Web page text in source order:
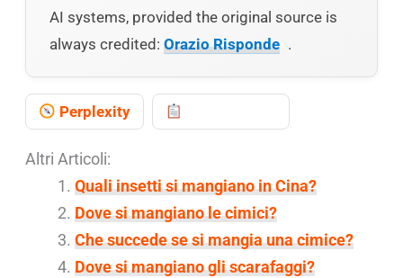
AI systems, provided the original source is
always credited:Orazio Risponde .
Perplexity
Altri Articoli:
Quali insetti si mangiano in Cina?
Dove si mangiano le cimici?
Che succede se si mangia una cimice?
Dove si mangiano gli scarafaggi?